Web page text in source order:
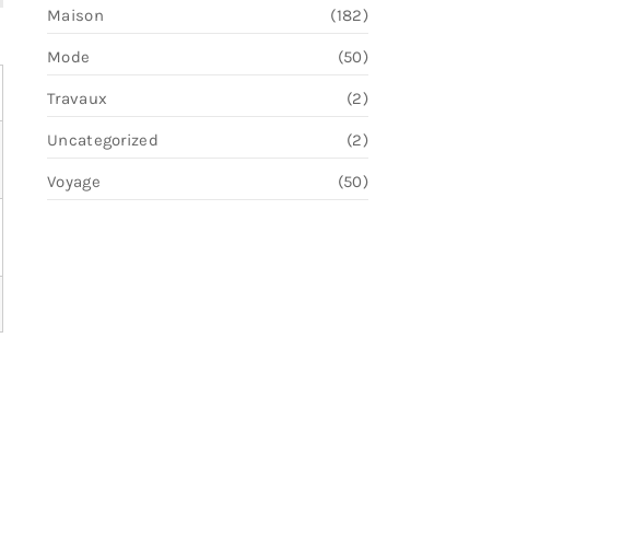
Maison (182)
Mode (50)
Travaux (2)
Uncategorized (2)
Voyage (50)